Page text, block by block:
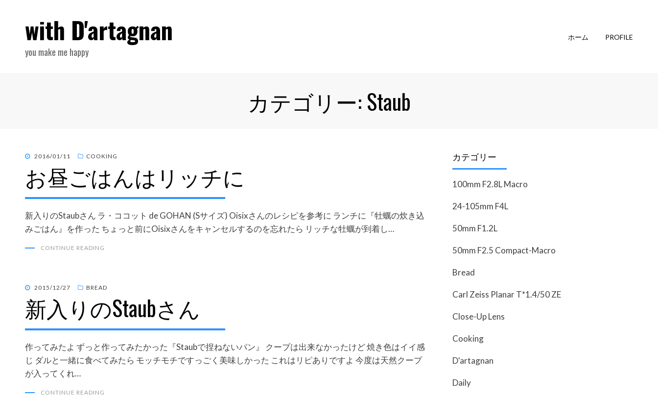
with D'artagnan
you make me happy
ホーム PROFILE
カテゴリー: Staub
POSTED
2016/01/11 COOKING
お昼ごはんはリッチに
新入りのStaubさん ラ・ココット de GOHAN (Sサイズ) Oisixさんのレシピを参考に ランチに『牡蠣の炊き込
みごはん』を作った ちょっと前にOisixさんをキャンセルするのを忘れたら リッチな牡蠣が到着し…
CONTINUE READING
POSTED
ON
2015/12/27 BREAD
新入りのStaubさん
作ってみたよ ずっと作ってみたかった『Staubで捏ねないパン』 クープは出来なかったけど 焼き色はイイ感
じ ダルと一緒に食べてみたら モッチモチですっごく美味しかった これはリピありですよ 今度は天然クープ
が入ってくれ…
CONTINUE READING
カテゴリー
100mm F2.8L Macro
24-105mm F4L
50mm F1.2L
50mm F2.5 Compact-Macro
Bread
Carl Zeiss Planar T*1.4/50 ZE
Close-Up Lens
Cooking
D'artagnan
Daily